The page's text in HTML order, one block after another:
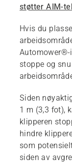
støtter AIM-
Hvis du
Automower®-
stoppe og
Siden
1 m (3,3 fot),
klipperen
hindre
som
siden av